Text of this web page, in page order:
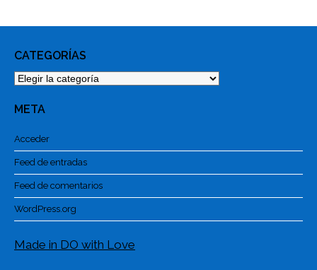
CATEGORÍAS
Categorías
META
Acceder
Feed de entradas
Feed de comentarios
WordPress.org
Made in DO with Love